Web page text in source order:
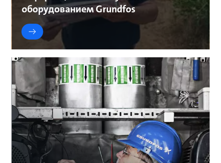
оборудованием Grundfos